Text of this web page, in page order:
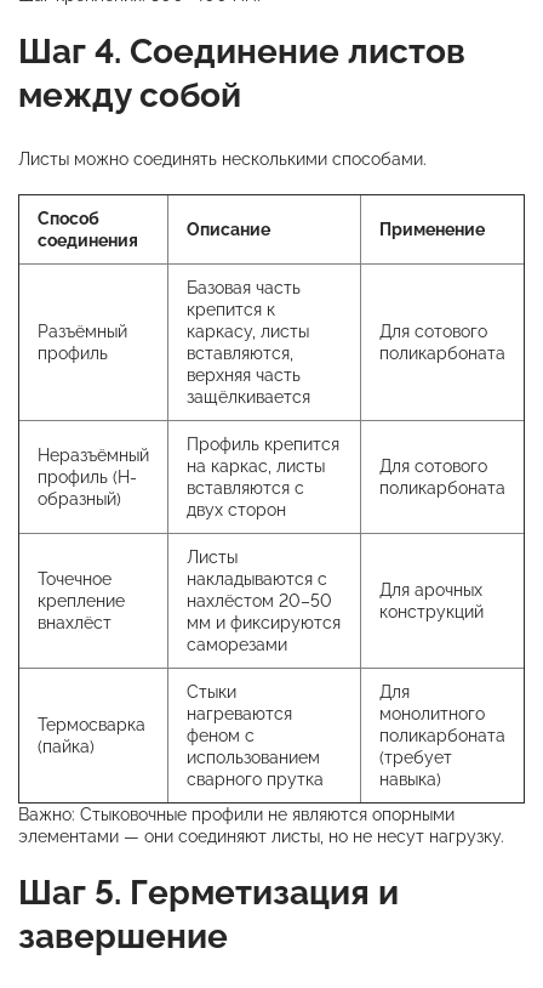
Шаг 4. Соединение листов
между собой
Листы можно соединять несколькими способами.
Способ
соединения
Описание Применение
Разъёмный
профиль
Базовая часть
крепится к
каркасу, листы
вставляются,
верхняя часть
защёлкивается
Для сотового
поликарбоната
Неразъёмный
профиль (Н-
образный)
Профиль крепится
на каркас, листы
вставляются с
двух сторон
Для сотового
поликарбоната
Точечное
крепление
внахлёст
Листы
накладываются с
нахлёстом 20–50
мм и фиксируются
саморезами
Для арочных
конструкций
Термосварка
(пайка)
Стыки
нагреваются
феном с
использованием
сварного прутка
Для
монолитного
поликарбоната
(требует
навыка)
Важно: Стыковочные профили не являются опорными
элементами — они соединяют листы, но не несут нагрузку.
Шаг 5. Герметизация и
завершение